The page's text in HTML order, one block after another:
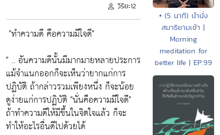
วิริยะ12
"ทำความดี คือความมีใจดี"
" .. อันความดีนั้นมีมากมายหลายประการ
แม้จำแนกออกก็จะเห็นว่ายากแก่การ
ปฏิบัติ ถ้ากล่าวรวมเพียงหนึ่ง ก็จะน้อย
ดูง่ายแก่การปฏิบัติ "นั่นคือความมีใจดี"
ถ้าทำความดีให้มีขึ้นในจิตใจแล้ว ก็จะ
ทำให้อะไรอื่นดีไปด้วยได้
• (5 นาที) นำนั่ง
สมาธิยามเช้า |
Morning
meditation for
better life | EP.99